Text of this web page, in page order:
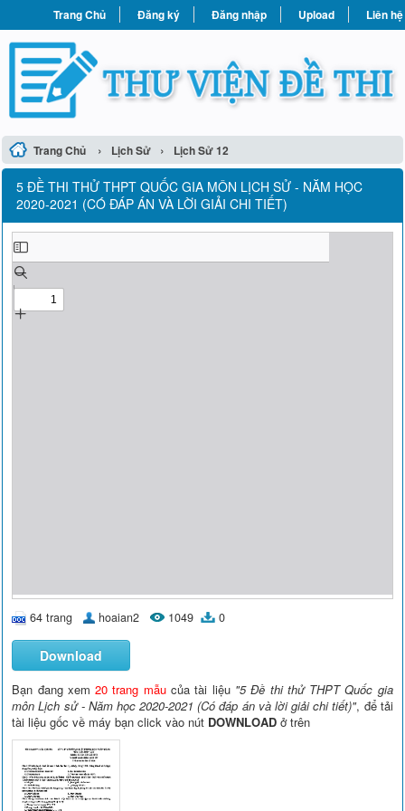
Trang Chủ Đăng ký Đăng nhập Upload Liên hệ
Trang Chủ › Lịch Sử › Lịch Sử 12
5 ĐỀ THI THỬ THPT QUỐC GIA MÔN LỊCH SỬ - NĂM HỌC
2020-2021 (CÓ ĐÁP ÁN VÀ LỜI GIẢI CHI TIẾT)
64 trang hoaian2 1049 0
Download
Bạn đang xem20 trang mẫucủa tài liệu "5 Đề thi thử THPT Quốc gia
môn Lịch sử - Năm học 2020-2021 (Có đáp án và lời giải chi tiết)", để tải
tài liệu gốc về máy bạn click vào nút DOWNLOAD ở trên